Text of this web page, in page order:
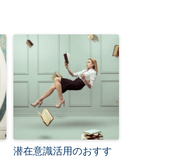
潜在意識活用のおすす